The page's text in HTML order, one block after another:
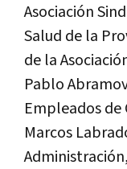
Asociación
Salud de la
de la
Pablo
Empleados de
Marcos